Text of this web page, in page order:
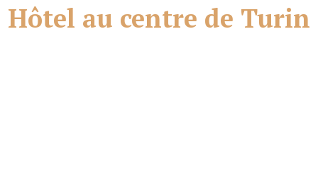
Hôtel au centre de Turin